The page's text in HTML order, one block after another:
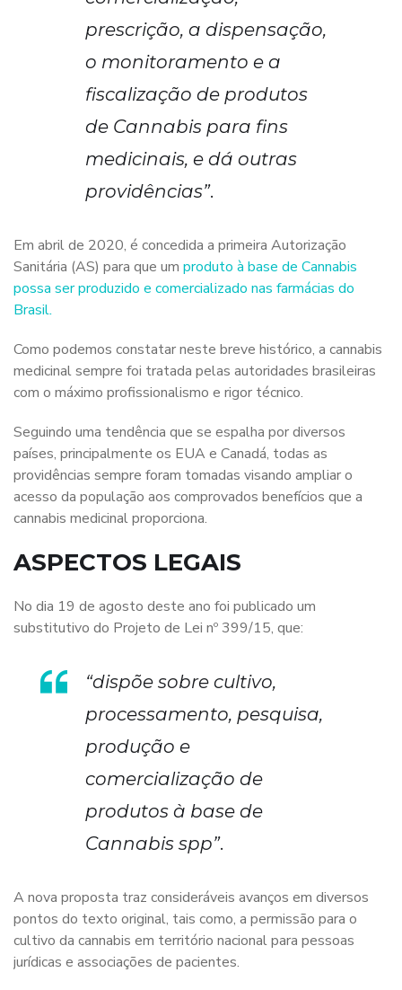
prescrição, a dispensação,
o monitoramento e a
fiscalização de produtos
de Cannabis para fins
medicinais, e dá outras
providências”.
Em abril de 2020, é concedida a primeira Autorização
Sanitária (AS) para que um produto à base de Cannabis
possa ser produzido e comercializado nas farmácias do
Brasil.
Como podemos constatar neste breve histórico, a cannabis
medicinal sempre foi tratada pelas autoridades brasileiras
com o máximo profissionalismo e rigor técnico.
Seguindo uma tendência que se espalha por diversos
países, principalmente os EUA e Canadá, todas as
providências sempre foram tomadas visando ampliar o
acesso da população aos comprovados benefícios que a
cannabis medicinal proporciona.
ASPECTOS LEGAIS
No dia 19 de agosto deste ano foi publicado um
substitutivo do Projeto de Lei nº 399/15, que:
“dispõe sobre cultivo,
processamento, pesquisa,
produção e
comercialização de
produtos à base de
Cannabis spp”.
A nova proposta traz consideráveis avanços em diversos
pontos do texto original, tais como, a permissão para o
cultivo da cannabis em território nacional para pessoas
jurídicas e associações de pacientes.